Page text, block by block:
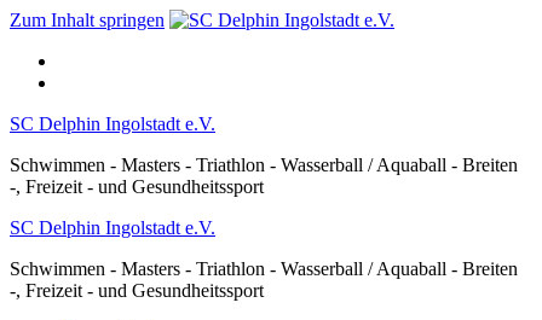
Zum Inhalt springen
SC Delphin Ingolstadt e.V.
Schwimmen - Masters - Triathlon - Wasserball / Aquaball - Breiten
-, Freizeit - und Gesundheitssport
SC Delphin Ingolstadt e.V.
Schwimmen - Masters - Triathlon - Wasserball / Aquaball - Breiten
-, Freizeit - und Gesundheitssport